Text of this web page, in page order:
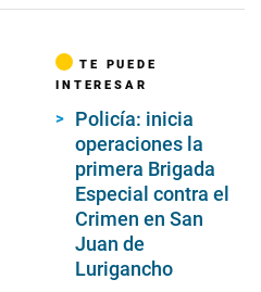
TE PUEDE
INTERESAR
Policía: inicia
operaciones la
primera Brigada
Especial contra el
Crimen en San
Juan de
Lurigancho